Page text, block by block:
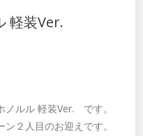
軽装Ver.
ルル 軽装Ver. です。
２人目のお迎えです。